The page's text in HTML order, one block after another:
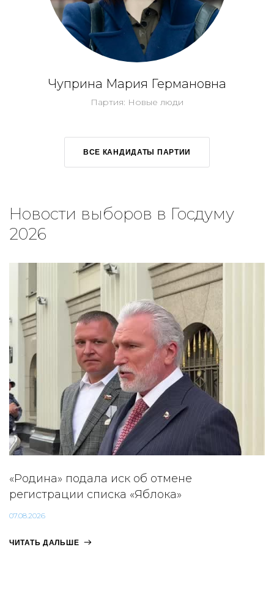
Чуприна Мария Германовна
Партия: Новые люди
ВСЕ КАНДИДАТЫ ПАРТИИ
Новости выборов в Госдуму
2026
«Родина» подала иск об отмене
регистрации списка «Яблока»
07.08.2026
ЧИТАТЬ ДАЛЬШЕ